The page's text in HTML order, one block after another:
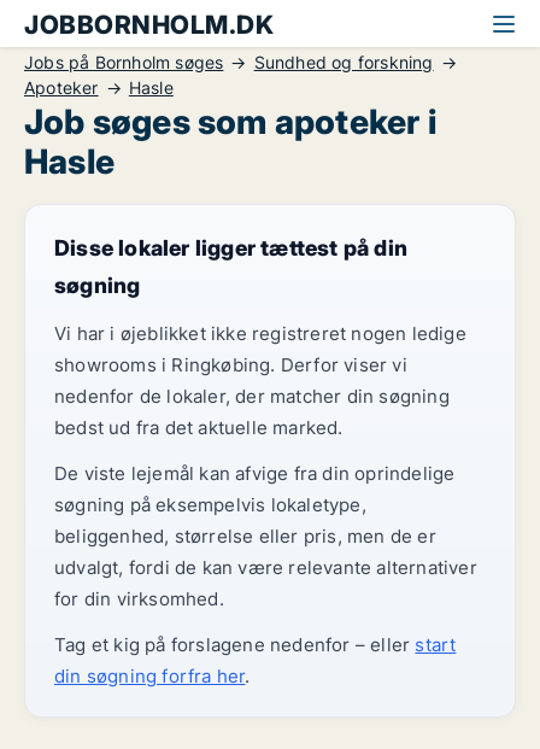
JOBBORNHOLM.DK
Jobs på Bornholm søges
Sundhed og forskning
Apoteker
Hasle
Job søges som apoteker i
Hasle
Disse lokaler ligger tættest på din
søgning
Vi har i øjeblikket ikke registreret nogen ledige
showrooms i Ringkøbing. Derfor viser vi
nedenfor de lokaler, der matcher din søgning
bedst ud fra det aktuelle marked.
De viste lejemål kan afvige fra din oprindelige
søgning på eksempelvis lokaletype,
beliggenhed, størrelse eller pris, men de er
udvalgt, fordi de kan være relevante alternativer
for din virksomhed.
Tag et kig på forslagene nedenfor – eller start
din søgning forfra her.